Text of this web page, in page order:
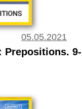
05.05.2021
Prepositions. 9-